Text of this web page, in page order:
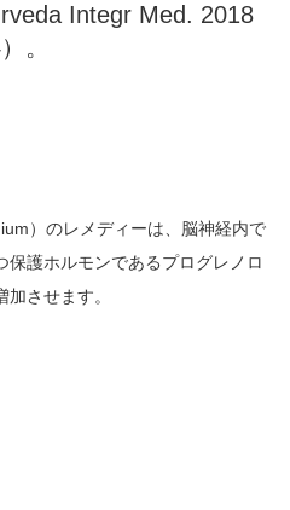
Integr Med. 2018
。
）のレメディーは、脳神経内で
保護ホルモンであるプログレノロ
させます。